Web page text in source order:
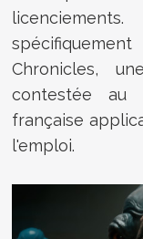
Chronicles,
contestée au
française
l'emploi.